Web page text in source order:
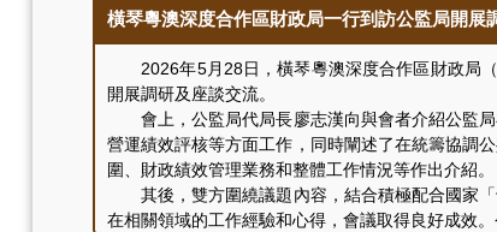
有關評核結果已根據《公共資本企業法律制度》
橫琴粵澳深度合作區財政局一行到訪公監局開展
2026年5月28日，橫琴粵澳深度合作區財政局（
開展調研及座談交流。
會上，公監局代局長廖志漢向與會者介紹公監局
營運績效評核等方面工作，同時闡述了在統籌協調
圍、財政績效管理業務和整體工作情況等作出介紹。
其後，雙方圍繞議題內容，結合積極配合國家「
在相關領域的工作經驗和心得，會議取得良好成效